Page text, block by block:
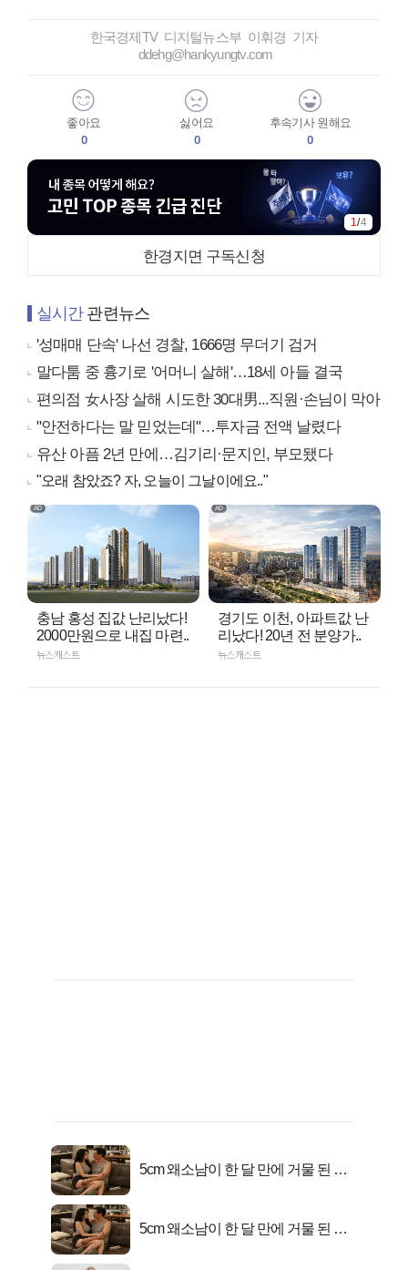
한국경제TV 디지털뉴스부 이휘경 기자
ddehg@hankyungtv.com
좋아요
0
싫어요
0
후속기사 원해요
0
1/4
한경지면 구독신청
실시간관련뉴스
'성매매 단속' 나선 경찰, 1666명 무더기 검거
말다툼 중 흉기로 '어머니 살해'…18세 아들 결국
편의점 女사장 살해 시도한 30대男...직원·손님이 막아
"안전하다는 말 믿었는데"…투자금 전액 날렸다
유산 아픔 2년 만에…김기리·문지인, 부모됐다
"오래 참았죠? 자, 오늘이 그날이에요.."
충남 홍성 집값 난리났다!
2000만원으로 내집 마련..
뉴스캐스트
경기도 이천, 아파트값 난
리났다! 20년 전 분양가..
뉴스캐스트
5cm 왜소남이 한 달 만에 거물 된 사
5cm 왜소남이 한 달 만에 거물 된 사